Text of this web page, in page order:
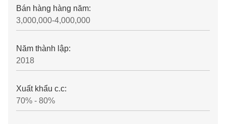
Bán hàng hàng năm:
3,000,000-4,000,000
Năm thành lập:
2018
Xuất khẩu c.c:
70% - 80%